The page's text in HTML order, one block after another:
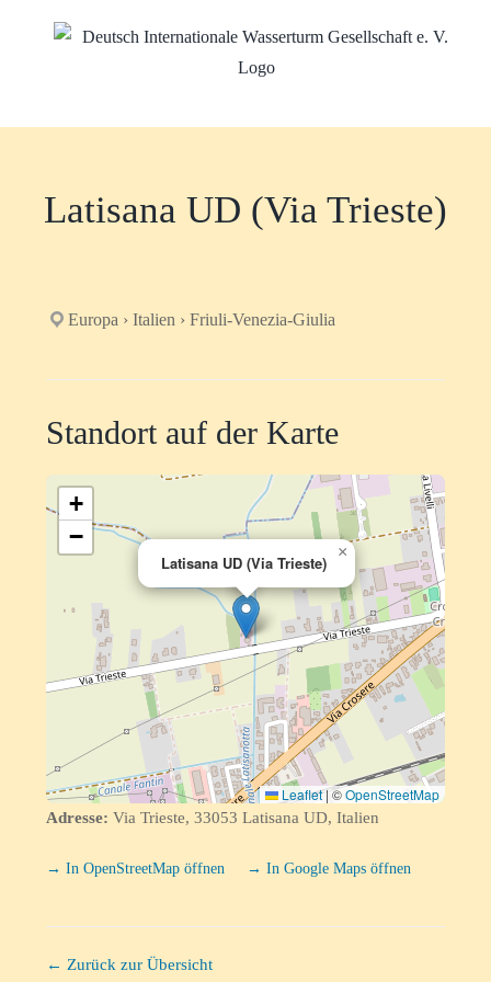
Latisana UD (Via Trieste)
Europa › Italien › Friuli-Venezia-Giulia
Standort auf der Karte
Latisana UD (Via Trieste)
×
+
−
Leaflet |©OpenStreetMap
Adresse: Via Trieste, 33053 Latisana UD, Italien
→ In OpenStreetMap öffnen → In Google Maps öffnen
← Zurück zur Übersicht